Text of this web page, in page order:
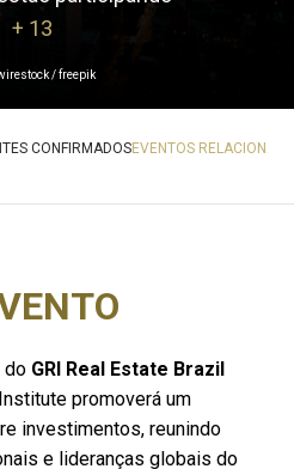
+ 13
/ freepik
CONFIRMADOSEVENTOS
do GRI Real Estate Brazil
promoverá um
investimentos, reunindo
e lideranças globais do